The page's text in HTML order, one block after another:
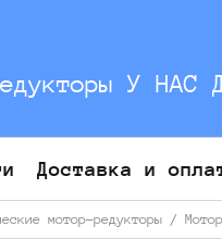
У НАС
Доставка и
мотор-редукторы /